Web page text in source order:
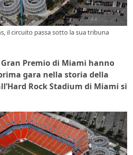
il circuito passa sotto la sua tribuna
Premio di Miami hanno
gara nella storia della
Rock Stadium di Miami si